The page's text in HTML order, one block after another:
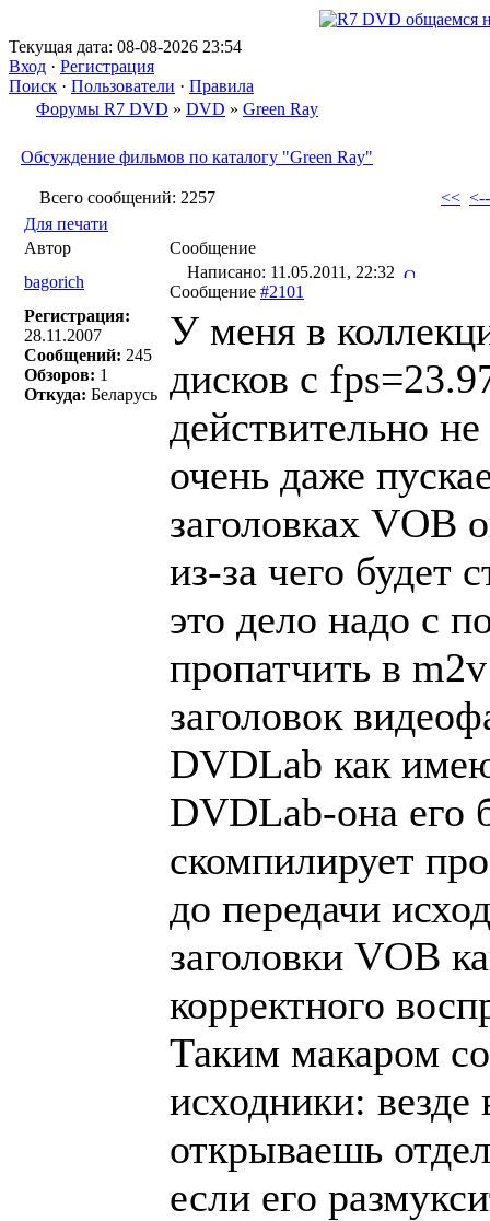
Текущая дата: 08-08-2026 23:54
Вход · Регистрация
Поиск · Пользователи · Правила
Форумы R7 DVD » DVD » Green Ray
Обсуждение фильмов по каталогу "Green Ray"
Всего сообщений: 2257 <<
Для печати
Автор
Сообщение
bagorich
Написано: 11.05.2011, 22:32
Сообщение #2101
Регистрация:
28.11.2007
Сообщений: 245
Обзоров: 1
Откуда: Беларусь
У меня в
дисков с
действительно
очень даже
заголовках VOB
из-за чего будет
это дело надо с
пропатчить в
заголовок
DVDLab как
DVDLab-она его
скомпилирует
до передачи
заголовки VOB
корректного
Таким макаром
исходники:
открываешь
если его